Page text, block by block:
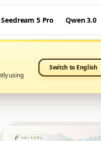
Seedream 5 Pro Qwen 3.0
using
Switch to English